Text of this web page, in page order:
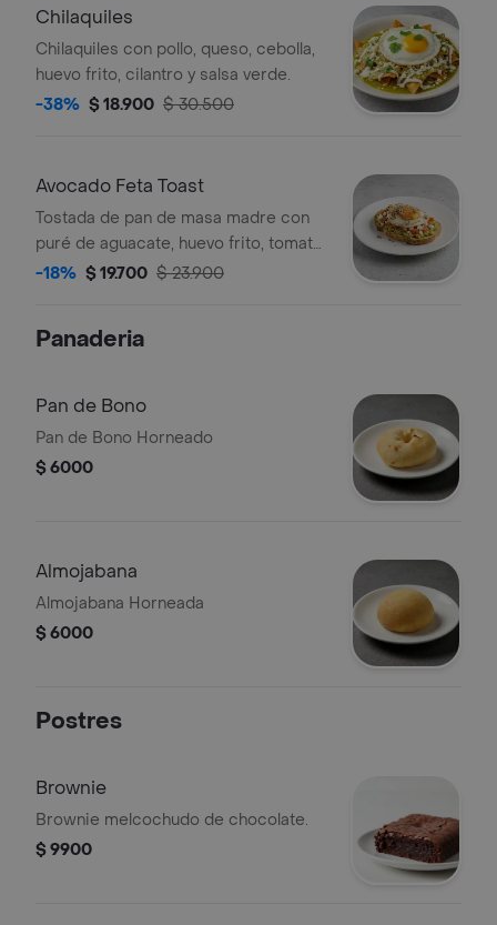
Chilaquiles
Chilaquiles con pollo, queso, cebolla,
huevo frito, cilantro y salsa verde.
-38% $ 18.900 $ 30.500
Avocado Feta Toast
Tostada de pan de masa madre con
puré de aguacate, huevo frito, tomate
en cubos, quinoa crocante y queso
-18% $ 19.700 $ 23.900
Panaderia
Pan de Bono
Pan de Bono Horneado
$ 6000
Almojabana
Almojabana Horneada
$ 6000
Postres
Brownie
Brownie melcochudo de chocolate.
$ 9900